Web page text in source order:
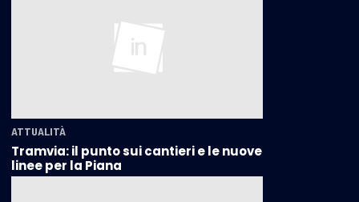
ATTUALITÀ
Tramvia: il punto sui cantieri e le nuove
linee per la Piana